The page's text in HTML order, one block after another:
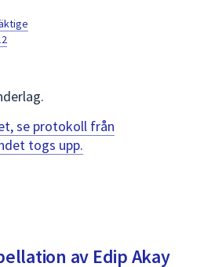
för
att
navigera
för
se protokoll från
togs upp.
av Edip Akay